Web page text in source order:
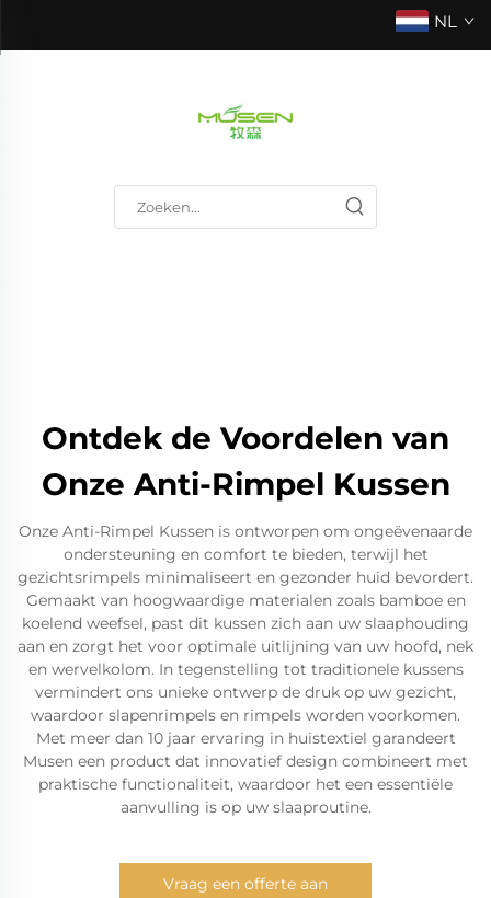
NL
Ontdek de Voordelen van
Onze Anti-Rimpel Kussen
Onze Anti-Rimpel Kussen is ontworpen om ongeëvenaarde
ondersteuning en comfort te bieden, terwijl het
gezichtsrimpels minimaliseert en gezonder huid bevordert.
Gemaakt van hoogwaardige materialen zoals bamboe en
koelend weefsel, past dit kussen zich aan uw slaaphouding
aan en zorgt het voor optimale uitlijning van uw hoofd, nek
en wervelkolom. In tegenstelling tot traditionele kussens
vermindert ons unieke ontwerp de druk op uw gezicht,
waardoor slapenrimpels en rimpels worden voorkomen.
Met meer dan 10 jaar ervaring in huistextiel garandeert
Musen een product dat innovatief design combineert met
praktische functionaliteit, waardoor het een essentiële
aanvulling is op uw slaaproutine.
Vraag een offerte aan